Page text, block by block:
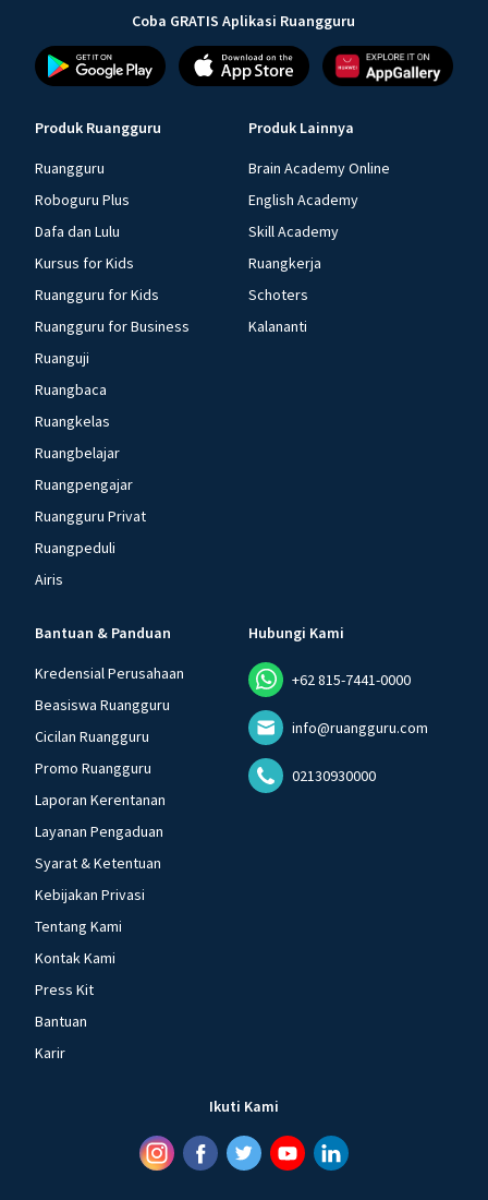
Coba GRATIS Aplikasi Ruangguru
Produk Ruangguru
Ruangguru
Roboguru Plus
Dafa dan Lulu
Kursus for Kids
Ruangguru for Kids
Ruangguru for Business
Ruanguji
Ruangbaca
Ruangkelas
Ruangbelajar
Ruangpengajar
Ruangguru Privat
Ruangpeduli
Airis
Produk Lainnya
Brain Academy Online
English Academy
Skill Academy
Ruangkerja
Schoters
Kalananti
Bantuan & Panduan
Kredensial Perusahaan
Beasiswa Ruangguru
Cicilan Ruangguru
Promo Ruangguru
Laporan Kerentanan
Layanan Pengaduan
Syarat & Ketentuan
Kebijakan Privasi
Tentang Kami
Kontak Kami
Press Kit
Bantuan
Karir
Hubungi Kami
+62 815-7441-0000
info@ruangguru.com
02130930000
Ikuti Kami